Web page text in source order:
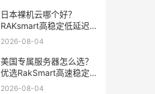
日本裸机云哪个好？
RAKsmart高稳定低延迟
裸机云深度测评
2026-08-04
美国专属服务器怎么选？
优选RakSmart高速稳定
独立服务器
2026-08-04